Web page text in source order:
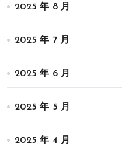
2025 年 8 月
2025 年 7 月
2025 年 6 月
2025 年 5 月
2025 年 4 月